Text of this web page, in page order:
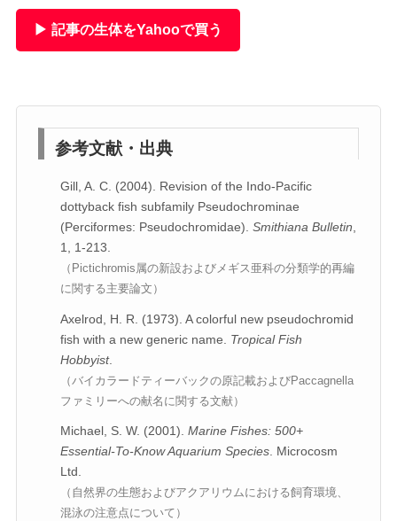
▶ 記事の生体をYahooで買う
参考文献・出典
Gill, A. C. (2004). Revision of the Indo-Pacific
dottyback fish subfamily Pseudochrominae
(Perciformes: Pseudochromidae). Smithiana Bulletin,
1, 1-213.
（Pictichromis属の新設およびメギス亜科の分類学的再編
に関する主要論文）
Axelrod, H. R. (1973). A colorful new pseudochromid
fish with a new generic name. Tropical Fish
Hobbyist.
（バイカラードティーバックの原記載およびPaccagnella
ファミリーへの献名に関する文献）
Michael, S. W. (2001). Marine Fishes: 500+
Essential-To-Know Aquarium Species. Microcosm
Ltd.
（自然界の生態およびアクアリウムにおける飼育環境、
混泳の注意点について）